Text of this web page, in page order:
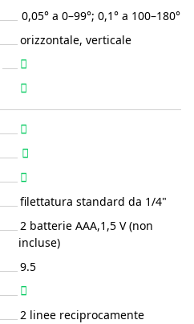
0,05° a 0–99°; 0,1° a 100–180°
orizzontale, verticale
filettatura standard da 1/4"
2 batterie AAA,1,5 V (non
incluse)
9.5
2 linee reciprocamente